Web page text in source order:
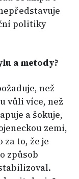
politiky
a metody?
než
vůli více, než
a šokuje,
zemi,
za to, že je
způsob